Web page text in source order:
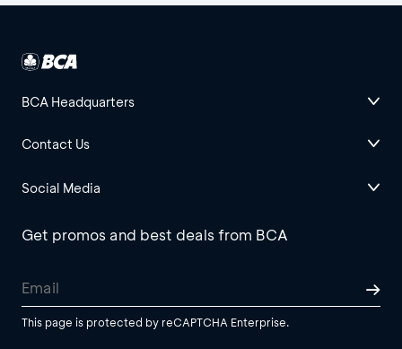
BCA Headquarters
Contact Us
Social Media
Get promos and best deals from BCA
This page is protected by reCAPTCHA Enterprise.